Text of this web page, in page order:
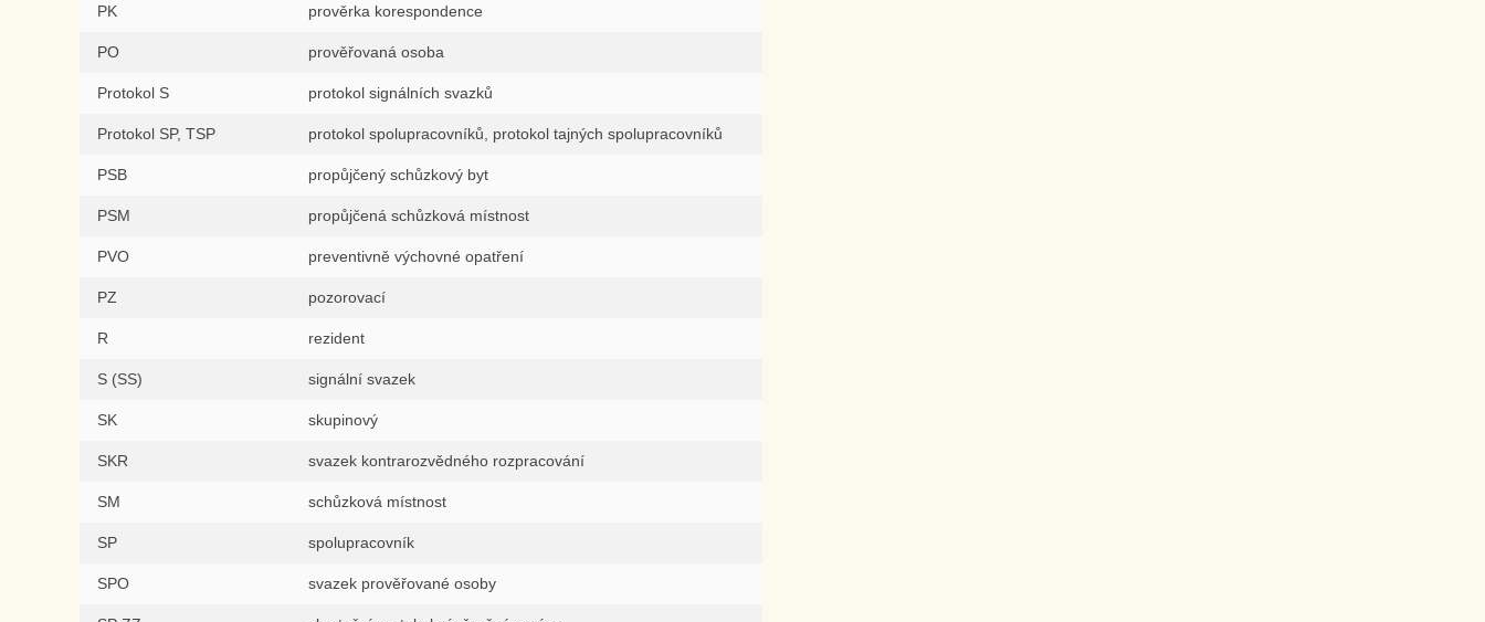
PK prověrka korespondence
PO prověřovaná osoba
Protokol S protokol signálních svazků
Protokol SP, TSP protokol spolupracovníků, protokol tajných spolupracovníků
PSB propůjčený schůzkový byt
PSM propůjčená schůzková místnost
PVO preventivně výchovné opatření
PZ pozorovací
R rezident
S (SS) signální svazek
SK skupinový
SKR svazek kontrarozvědného rozpracování
SM schůzková místnost
SP spolupracovník
SPO svazek prověřované osoby